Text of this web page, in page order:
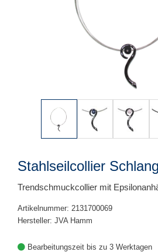
Stahlseilcollier
Trendschmuckcollier mit
Artikelnummer: 2131700069
Hersteller: JVA Hamm
Bearbeitungszeit bis zu 3 Werktagen